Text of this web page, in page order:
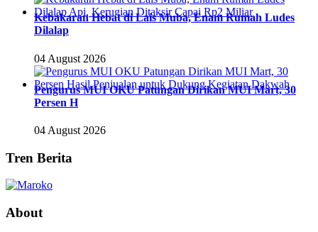
Kebakaran Hebat di Lais Muba, Enam Rumah Ludes
Dilalap
04 August 2026
Pengurus MUI OKU Patungan Dirikan MUI Mart, 30
Persen H
04 August 2026
Tren Berita
About